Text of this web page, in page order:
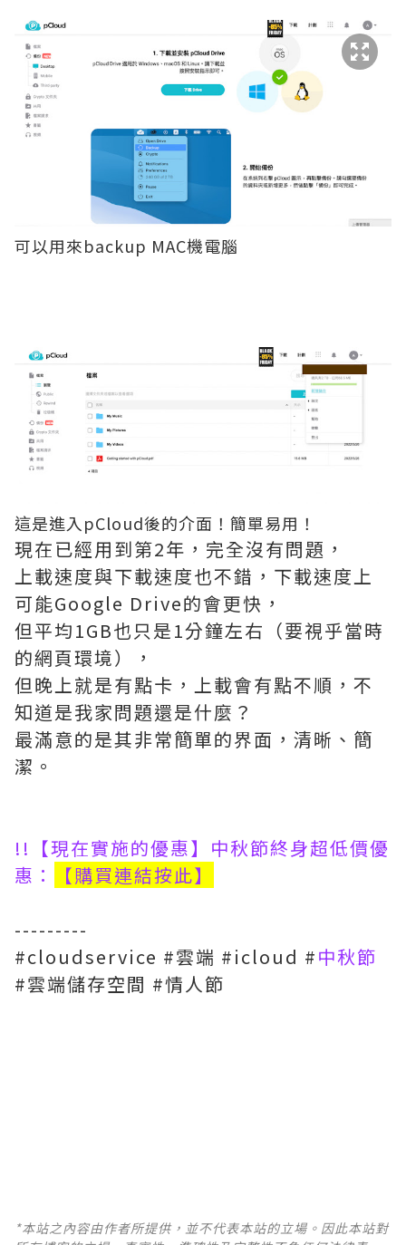
可以用來backup MAC機電腦
這是進入pCloud後的介面！簡單易用！
現在已經用到第2年，完全沒有問題，
上載速度與下載速度也不錯，下載速度上
可能Google Drive的會更快，
但平均1GB也只是1分鐘左右（要視乎當時
的網頁環境），
但晚上就是有點卡，上載會有點不順，不
知道是我家問題還是什麼？
最滿意的是其非常簡單的界面，清晰、簡
潔。
!!【現在實施的優惠】中秋節終身超低價優
惠：
【購買連結按此】
---------
#cloudservice #雲端 #icloud #中秋節
#雲端儲存空間 #情人節
*本站之內容由作者所提供，並不代表本站的立場。因此本站對